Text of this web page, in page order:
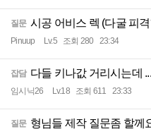
질문 시공 어비스 렉 (다굴 피
Pinuup Lv.5 조회 280 23:34
잡담 다들 키나값 거리시는데 ...
임시닉26 Lv.18 조회 611 23:33
질문 형님들 제작 질문좀 할께